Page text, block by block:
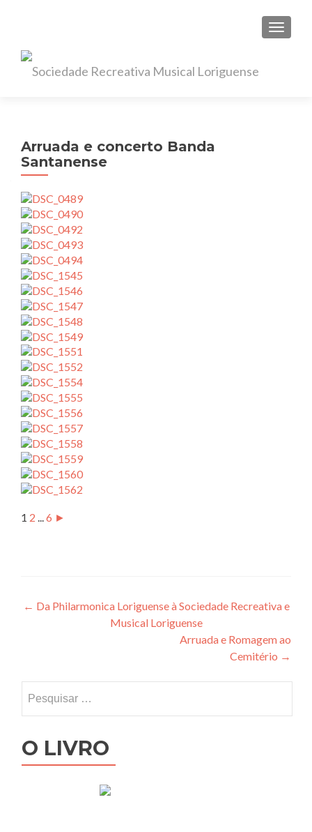
Arruada e concerto Banda
Santanense
1 2 ...6 ►
Post
navigation
← Da Philarmonica Loriguense à Sociedade Recreativa e
Musical Loriguense
Arruada e Romagem ao
Cemitério →
por:
O LIVRO